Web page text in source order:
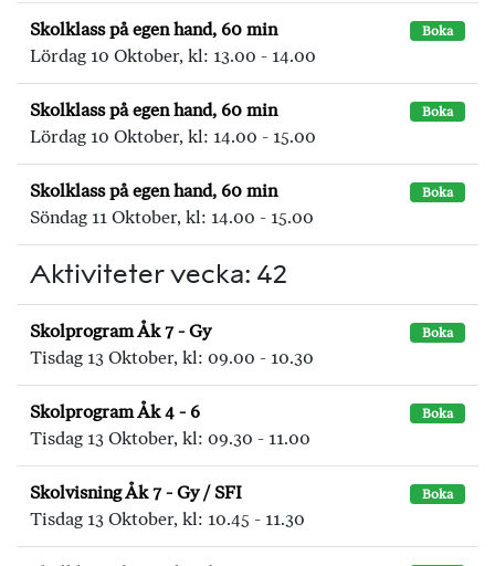
Skolklass på egen hand, 60 min Boka
Lördag 10 Oktober, kl: 13.00 - 14.00
Skolklass på egen hand, 60 min Boka
Lördag 10 Oktober, kl: 14.00 - 15.00
Skolklass på egen hand, 60 min Boka
Söndag 11 Oktober, kl: 14.00 - 15.00
Aktiviteter vecka: 42
Skolprogram Åk 7 - Gy Boka
Tisdag 13 Oktober, kl: 09.00 - 10.30
Skolprogram Åk 4 - 6 Boka
Tisdag 13 Oktober, kl: 09.30 - 11.00
Skolvisning Åk 7 - Gy / SFI Boka
Tisdag 13 Oktober, kl: 10.45 - 11.30